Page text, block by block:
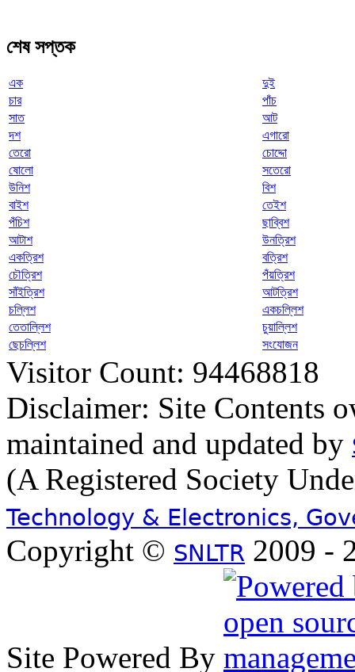
শেষ সপ্তক
এক
দুই
চার
পাঁচ
সাত
আট
দশ
এগারো
তেরো
চোদ্দো
ষোলো
সতেরো
উনিশ
বিশ
বাইশ
তেইশ
পঁচিশ
ছাব্বিশ
আটাশ
উনত্রিশ
একত্রিশ
বত্রিশ
চৌত্রিশ
পঁয়ত্রিশ
সাঁইত্রিশ
আটত্রিশ
চল্লিশ
একচল্লিশ
তেতাল্লিশ
চুয়াল্লিশ
ছেচল্লিশ
সংযোজন
Visitor Count: 94468818
Disclaimer: Site Contents
maintained and updated by
(A Registered Society
Technology & Electronics,
Copyright © SNLTR 2009 -
Site Powered By